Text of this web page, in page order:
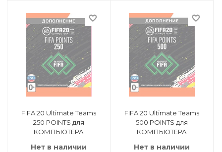
favorite_border
FIFA 20 Ultimate Teams
250 POINTS для
КОМПЬЮТЕРА
Нет в наличии
favorite_border
FIFA 20 Ultimate Teams
500 POINTS для
КОМПЬЮТЕРА
Нет в наличии